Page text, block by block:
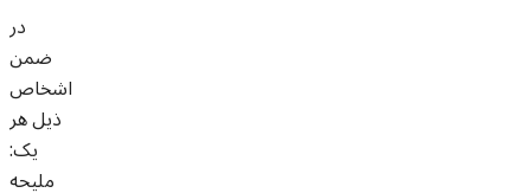
در
ضمن
اشخاص
ذیل هر
یک:
ملیحه